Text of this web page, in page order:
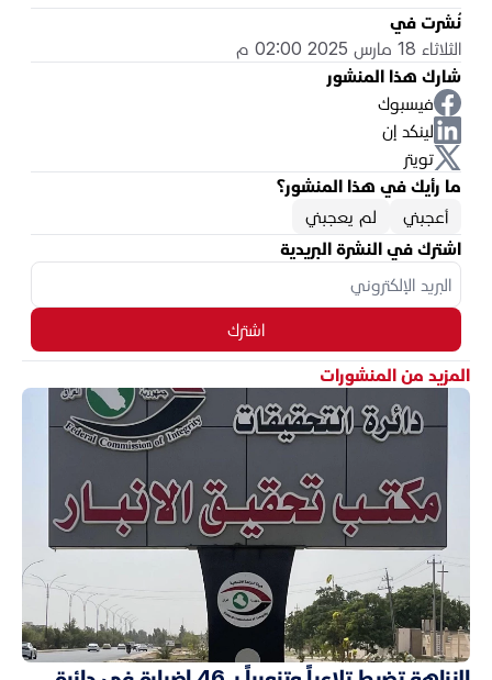
نُشرت في
الثلاثاء 18 مارس 2025 02:00 م
شارك هذا المنشور
فيسبوك
لينكد إن
تويتر
ما رأيك في هذا المنشور؟
أعجبني
لم يعجبني
اشترك في النشرة البريدية
اشترك
المزيد من المنشورات